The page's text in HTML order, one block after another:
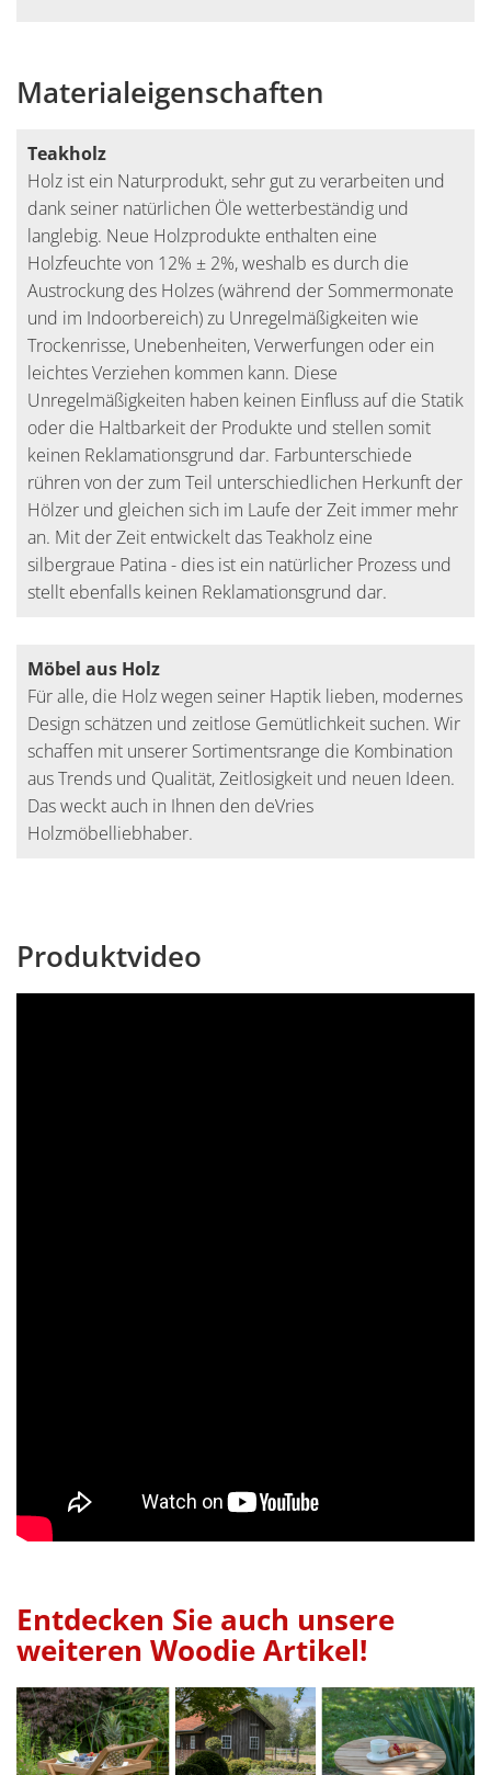
Materialeigenschaften
Teakholz
Holz ist ein Naturprodukt, sehr gut zu verarbeiten und
dank seiner natürlichen Öle wetterbeständig und
langlebig. Neue Holzprodukte enthalten eine
Holzfeuchte von 12% ± 2%, weshalb es durch die
Austrockung des Holzes (während der Sommermonate
und im Indoorbereich) zu Unregelmäßigkeiten wie
Trockenrisse, Unebenheiten, Verwerfungen oder ein
leichtes Verziehen kommen kann. Diese
Unregelmäßigkeiten haben keinen Einfluss auf die Statik
oder die Haltbarkeit der Produkte und stellen somit
keinen Reklamationsgrund dar. Farbunterschiede
rühren von der zum Teil unterschiedlichen Herkunft der
Hölzer und gleichen sich im Laufe der Zeit immer mehr
an. Mit der Zeit entwickelt das Teakholz eine
silbergraue Patina - dies ist ein natürlicher Prozess und
stellt ebenfalls keinen Reklamationsgrund dar.
Möbel aus Holz
Für alle, die Holz wegen seiner Haptik lieben, modernes
Design schätzen und zeitlose Gemütlichkeit suchen. Wir
schaffen mit unserer Sortimentsrange die Kombination
aus Trends und Qualität, Zeitlosigkeit und neuen Ideen.
Das weckt auch in Ihnen den deVries
Holzmöbelliebhaber.
Produktvideo
Entdecken Sie auch unsere
weiteren Woodie Artikel!